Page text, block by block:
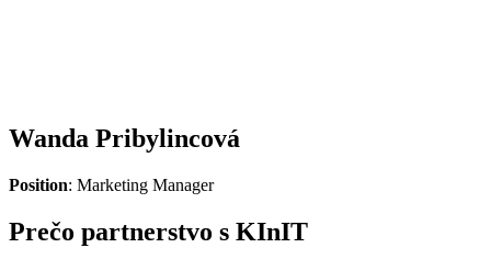
Wanda Pribylincová
Position: Marketing Manager
Prečo partnerstvo s KInIT